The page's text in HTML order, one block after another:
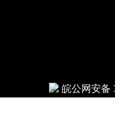
皖公网安备